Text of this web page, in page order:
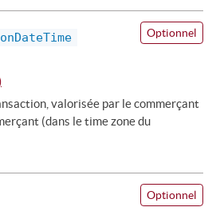
Optionnel
valorisée par le commerçant
(dans le time zone du
Optionnel